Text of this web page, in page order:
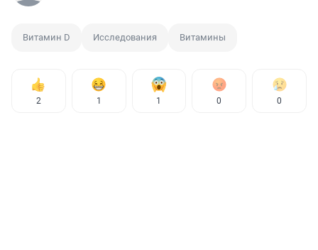
Витамин D Исследования Витамины
2 1 1 0 0